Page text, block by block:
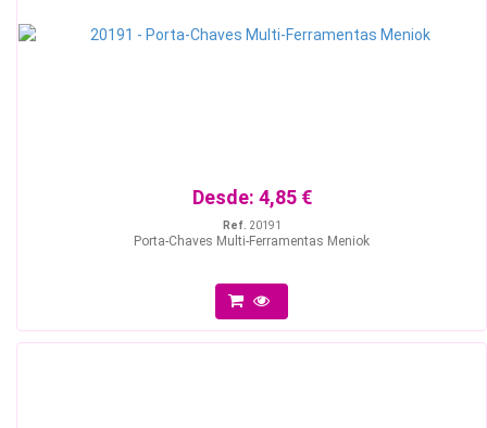
Desde: 4,85 €
Ref. 20191
Porta-Chaves Multi-Ferramentas Meniok